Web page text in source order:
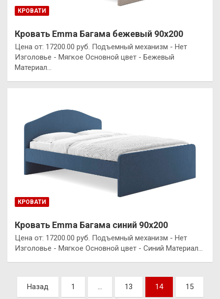
КРОВАТИ
Кровать Emma Багама бежевый 90х200
Цена от: 17200.00 руб. Подъемный механизм - Нет
Изголовье - Мягкое Основной цвет - Бежевый
Материал…
КРОВАТИ
Кровать Emma Багама синий 90х200
Цена от: 17200.00 руб. Подъемный механизм - Нет
Изголовье - Мягкое Основной цвет - Синий Материал…
Пагинация
Назад 1 … 13 14 15